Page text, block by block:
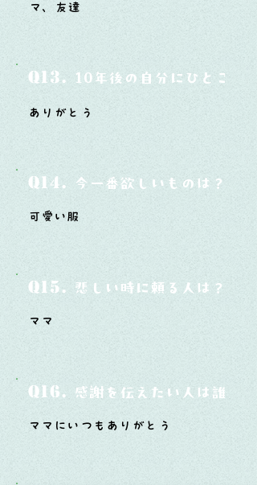
マ、友達
Q13. 10年後の自分にひとこと
ありがとう
Q14. 今一番欲しいものは？
可愛い服
Q15. 悲しい時に頼る人は？
ママ
Q16. 感謝を伝えたい人は誰？
ママにいつもありがとう